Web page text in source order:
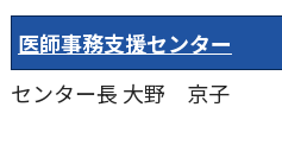
医師事務支援センター
センター長 大野 京子